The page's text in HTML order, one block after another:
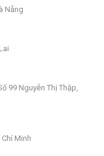
Nẵng
99 Nguyễn Thị Thập,
Chí Minh